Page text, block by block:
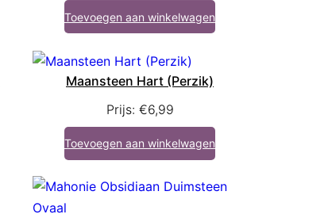
Toevoegen aan winkelwagen
Maansteen Hart (Perzik)
Prijs: €6,99
Toevoegen aan winkelwagen